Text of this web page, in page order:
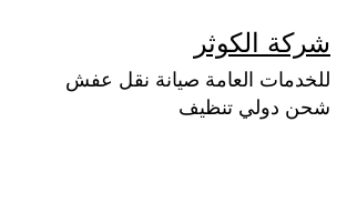
إلى
المحتوى
شركة الكوثر
للخدمات العامة صيانة نقل عفش
شحن دولي تنظيف